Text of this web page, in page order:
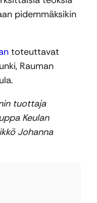
pidemmäksikin
toteuttavat
Rauman
tuottaja
Keulan
Johanna